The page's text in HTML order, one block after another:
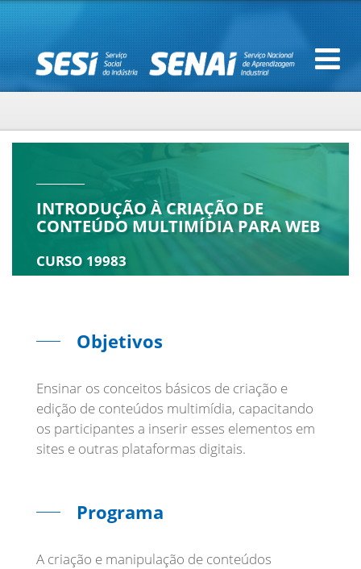
INTRODUÇÃO À CRIAÇÃO DE
CONTEÚDO MULTIMÍDIA PARA WEB
CURSO 19983
Objetivos
Ensinar os conceitos básicos de criação e
edição de conteúdos multimídia, capacitando
os participantes a inserir esses elementos em
sites e outras plataformas digitais.
Programa
A criação e manipulação de conteúdos